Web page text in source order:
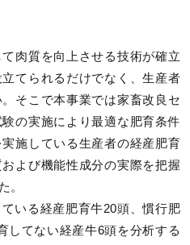
肉質を向上させる技術が確立
てられるだけでなく、生産者
そこで本事業では家畜改良セ
の実施により最適な肥育条件
施している生産者の経産肥育
よび機能性成分の実際を把握
。
いる経産肥育牛20頭、慣行肥
してない経産牛6頭を分析する